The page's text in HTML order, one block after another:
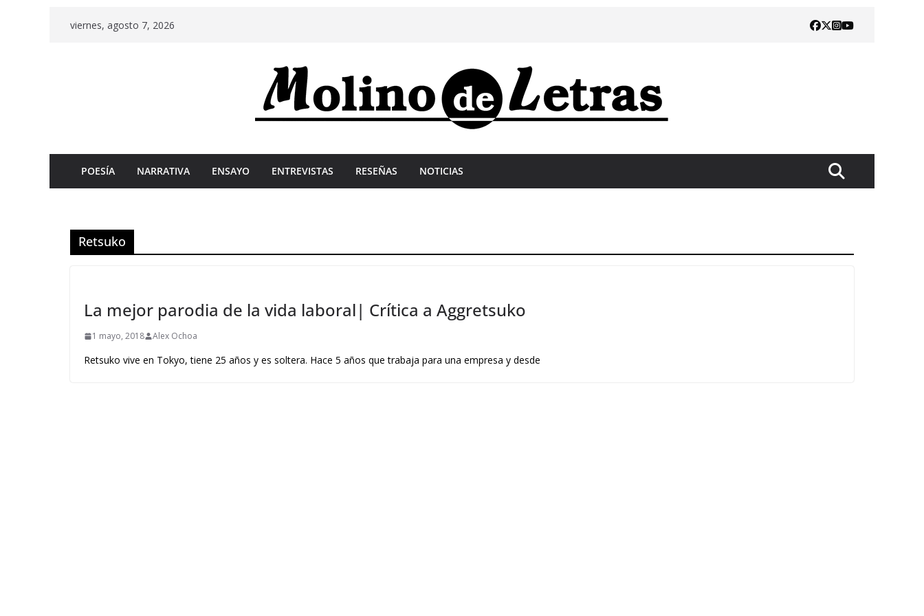
viernes, agosto 7, 2026
POESÍA NARRATIVA ENSAYO ENTREVISTAS RESEÑAS NOTICIAS
Retsuko
La mejor parodia de la vida laboral| Crítica a Aggretsuko
1 mayo, 2018 Alex Ochoa
Retsuko vive en Tokyo, tiene 25 años y es soltera. Hace 5 años que trabaja para una empresa y desde